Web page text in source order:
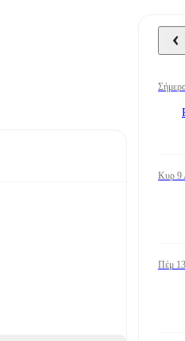
Κυρ
Πέμ